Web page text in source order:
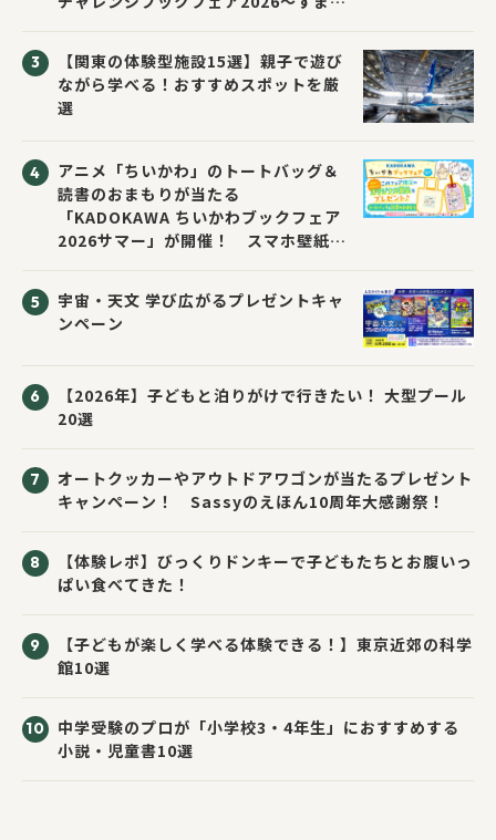
【関東の体験型施設15選】親子で遊び
ながら学べる！おすすめスポットを厳
選
アニメ「ちいかわ」のトートバッグ＆
読書のおまもりが当たる
「KADOKAWA ちいかわブックフェア
2026サマー」が開催！ スマホ壁紙は
宇宙・天文 学び広がるプレゼントキャ
ンペーン
【2026年】子どもと泊りがけで行きたい！ 大型プール
20選
オートクッカーやアウトドアワゴンが当たるプレゼント
キャンペーン！ Sassyのえほん10周年大感謝祭！
【体験レポ】びっくりドンキーで子どもたちとお腹いっ
ぱい食べてきた！
【子どもが楽しく学べる体験できる！】東京近郊の科学
館10選
中学受験のプロが「小学校3・4年生」におすすめする
小説・児童書10選